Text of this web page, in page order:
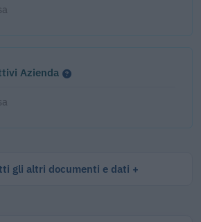
Azienda
gli altri documenti e dati